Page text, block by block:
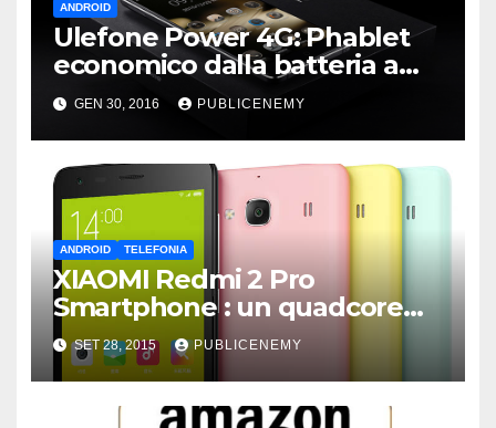
ANDROID
Ulefone Power 4G: Phablet
economico dalla batteria a
lunghissima durata
GEN 30, 2016 PUBLICENEMY
ANDROID TELEFONIA
XIAOMI Redmi 2 Pro
Smartphone : un quadcore
sotto i 130 euro
SET 28, 2015 PUBLICENEMY